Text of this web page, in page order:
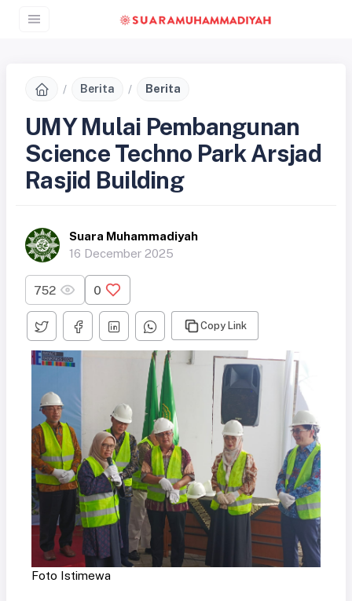
Berita Berita
UMY Mulai Pembangunan
Science Techno Park Arsjad
Rasjid Building
Suara Muhammadiyah
16 December 2025
752 0
Copy Link
Foto Istimewa